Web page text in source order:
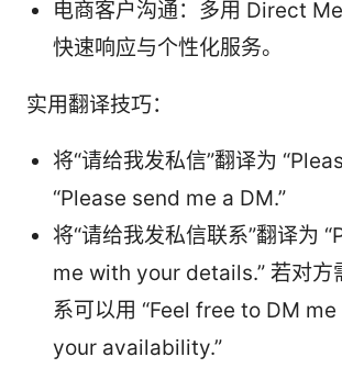
电商客户沟通：多用 Direct
快速响应与个性化服务。
实用翻译技巧：
将“请给我发私信”翻译为
“Please send me a DM.”
将“请给我发私信联系”翻译为
me with your details.” 若对方
系可以用 “Feel free to DM
your availability.”